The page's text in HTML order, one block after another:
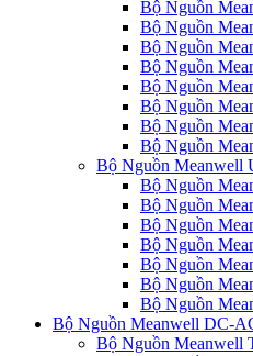
Bộ Nguồn
Bộ Nguồn
Bộ Nguồn
Bộ Nguồn
Bộ Nguồn
Bộ Nguồn
Bộ Nguồn
Bộ Nguồn
Bộ Nguồn Meanwell
Bộ Nguồn
Bộ Nguồn
Bộ Nguồn
Bộ Nguồn
Bộ Nguồn
Bộ Nguồn
Bộ Nguồn
Bộ Nguồn Meanwell DC-
Bộ Nguồn Meanwell